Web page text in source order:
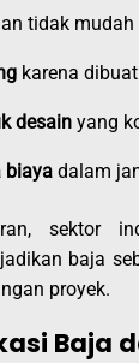
tidak mudah
karena
desain yang
biaya dalam
sektor
baja
proyek.
Baja